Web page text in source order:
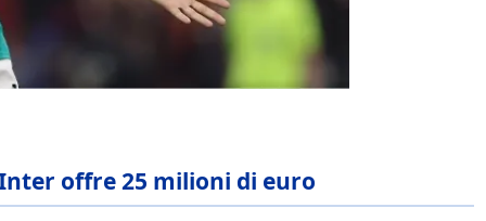
offre 25 milioni di euro